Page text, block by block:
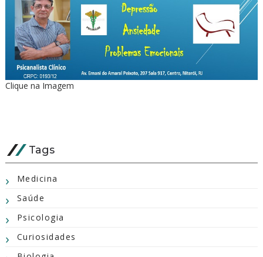
Clique na Imagem
Tags
Medicina
Saúde
Psicologia
Curiosidades